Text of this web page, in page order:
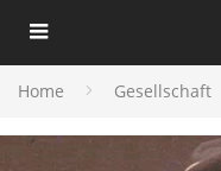
Home Gesellschaft